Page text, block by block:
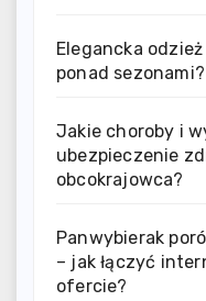
Elegancka
ponad sezonami?
Jakie choroby i
ubezpieczenie
obcokrajowca?
Panwybierak
– jak łączyć
ofercie?